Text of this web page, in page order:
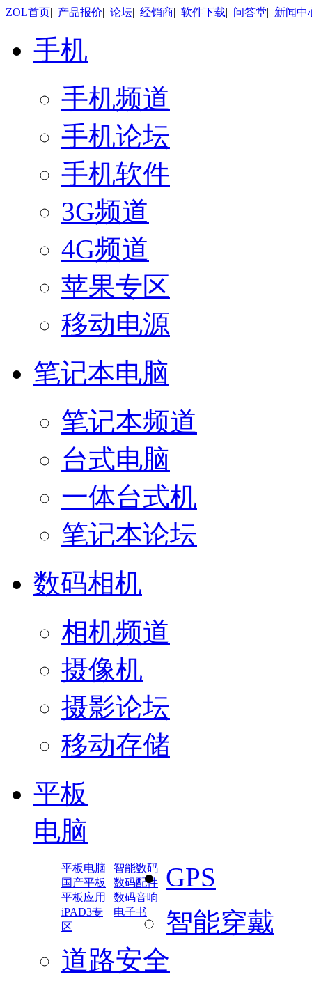
ZOL首页| 产品报价| 论坛| 经销商| 软件下载| 问答堂| 新闻中
手机
手机频道
手机论坛
手机软件
3G频道
4G频道
苹果专区
移动电源
笔记本电脑
笔记本频道
台式电脑
一体台式机
笔记本论坛
数码相机
相机频道
摄像机
摄影论坛
移动存储
平板
电脑
平板电脑
智能数码
国产平板
数码配件
平板应用
数码音响
iPAD3专
区
电子书
GPS
智能穿戴
道路安全